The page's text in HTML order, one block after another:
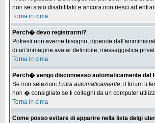
non sei stato disabilitato e ancora non riesci ad
Torna in cima
Perch� devo registrarmi?
Potresti non averne bisogno, dipende
di un'immagine avatar definibile, messaggistica
Torna in cima
Perch� vengo disconnesso automaticamente dal
Se non selezioni Entra automaticamente, il forum ti
non � consigliato se ti colleghi da un computer
Torna in cima
Come posso evitare di apparire nella lista delgi